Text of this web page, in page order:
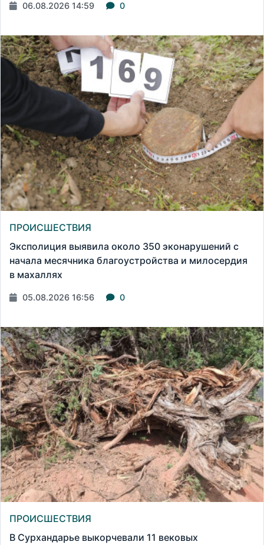
06.08.2026 14:59 0
ПРОИСШЕСТВИЯ
Эксполиция выявила около 350 эконарушений с
начала месячника благоустройства и милосердия
в махаллях
05.08.2026 16:56 0
ПРОИСШЕСТВИЯ
В Сурхандарье выкорчевали 11 вековых